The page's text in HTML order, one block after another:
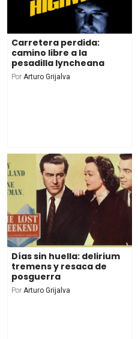
Carretera perdida:
camino libre a la
pesadilla lyncheana
Por Arturo Grijalva
Días sin huella: delirium
tremens y resaca de
posguerra
Por Arturo Grijalva